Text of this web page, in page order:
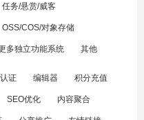
任务/悬赏/威客
OSS/COS/对象存储
多独立功能系统 其他
证 编辑器 积分充值
SEO优化 内容聚合